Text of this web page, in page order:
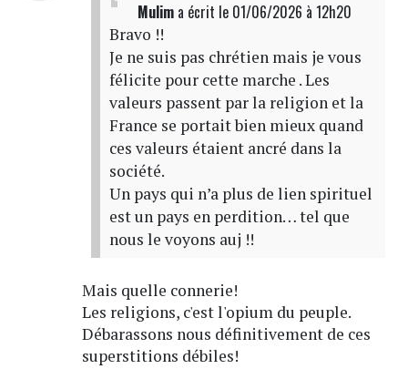
Mulima écrit le 01/06/2026 à 12h20
Bravo !!
Je ne suis pas chrétien mais je vous
félicite pour cette marche . Les
valeurs passent par la religion et la
France se portait bien mieux quand
ces valeurs étaient ancré dans la
société.
Un pays qui n’a plus de lien spirituel
est un pays en perdition… tel que
nous le voyons auj !!
Mais quelle connerie!
Les religions, c'est l'opium du peuple.
Débarassons nous définitivement de ces
superstitions débiles!